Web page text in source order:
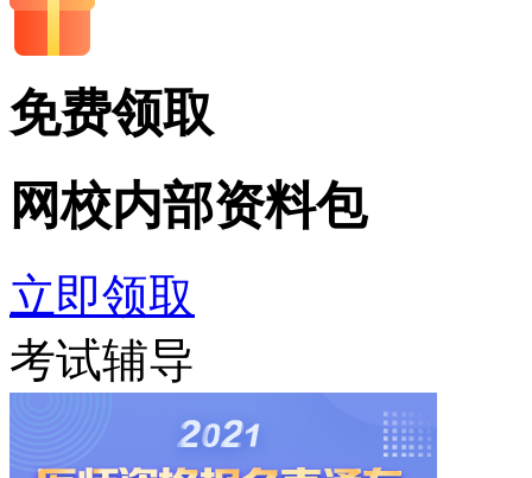
免费领取
网校内部资料包
立即领取
考试辅导